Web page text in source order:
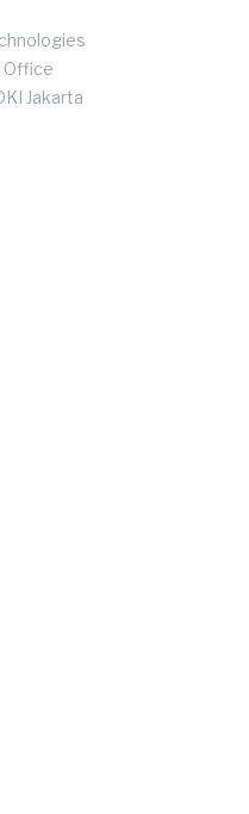
Office
Jakarta